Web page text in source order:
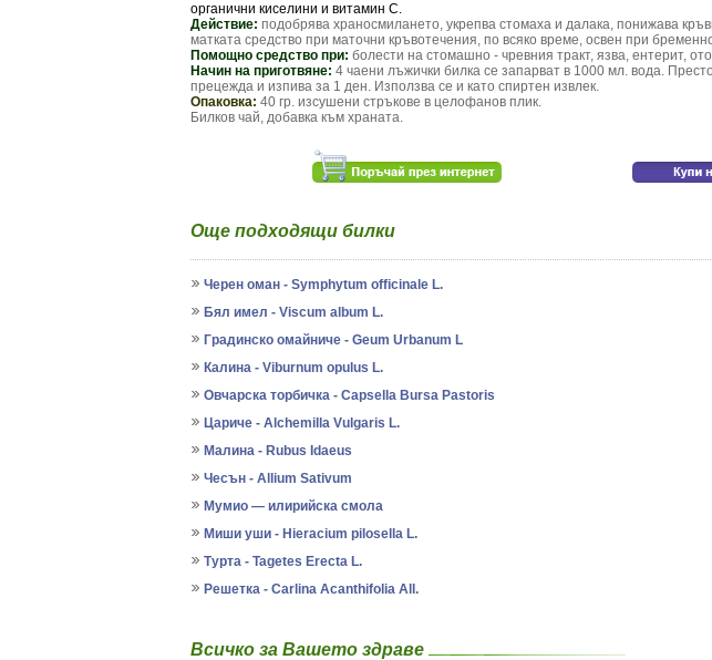
органични киселини и витамин С.
Действие: подобрява храносмилането, укрепва стомаха и далака, понижава
матката средство при маточни кръвотечения, по всяко време, освен при
Помощно средство при: болести на стомашно - чревния тракт, язва, ентерит,
Начин на приготвяне: 4 чаени лъжички билка се запарват в 1000 мл. вода.
прецежда и изпива за 1 ден. Използва се и като спиртен извлек.
Опаковка: 40 гр. изсушени стръкове в целофанов плик.
Билков чай, добавка към храната.
Още подходящи билки
Черен оман - Symphytum officinale L.
Бял имел - Viscum album L.
Градинско омайниче - Geum Urbanum L
Калина - Viburnum opulus L.
Овчарска торбичка - Capsella Bursa Pastoris
Цариче - Alchemilla Vulgaris L.
Малина - Rubus Idaeus
Чесън - Allium Sativum
Мумио — илирийска смола
Миши уши - Hieracium pilosella L.
Турта - Tagetes Erecta L.
Решетка - Carlina Acanthifolia All.
Всичко за Вашето здраве